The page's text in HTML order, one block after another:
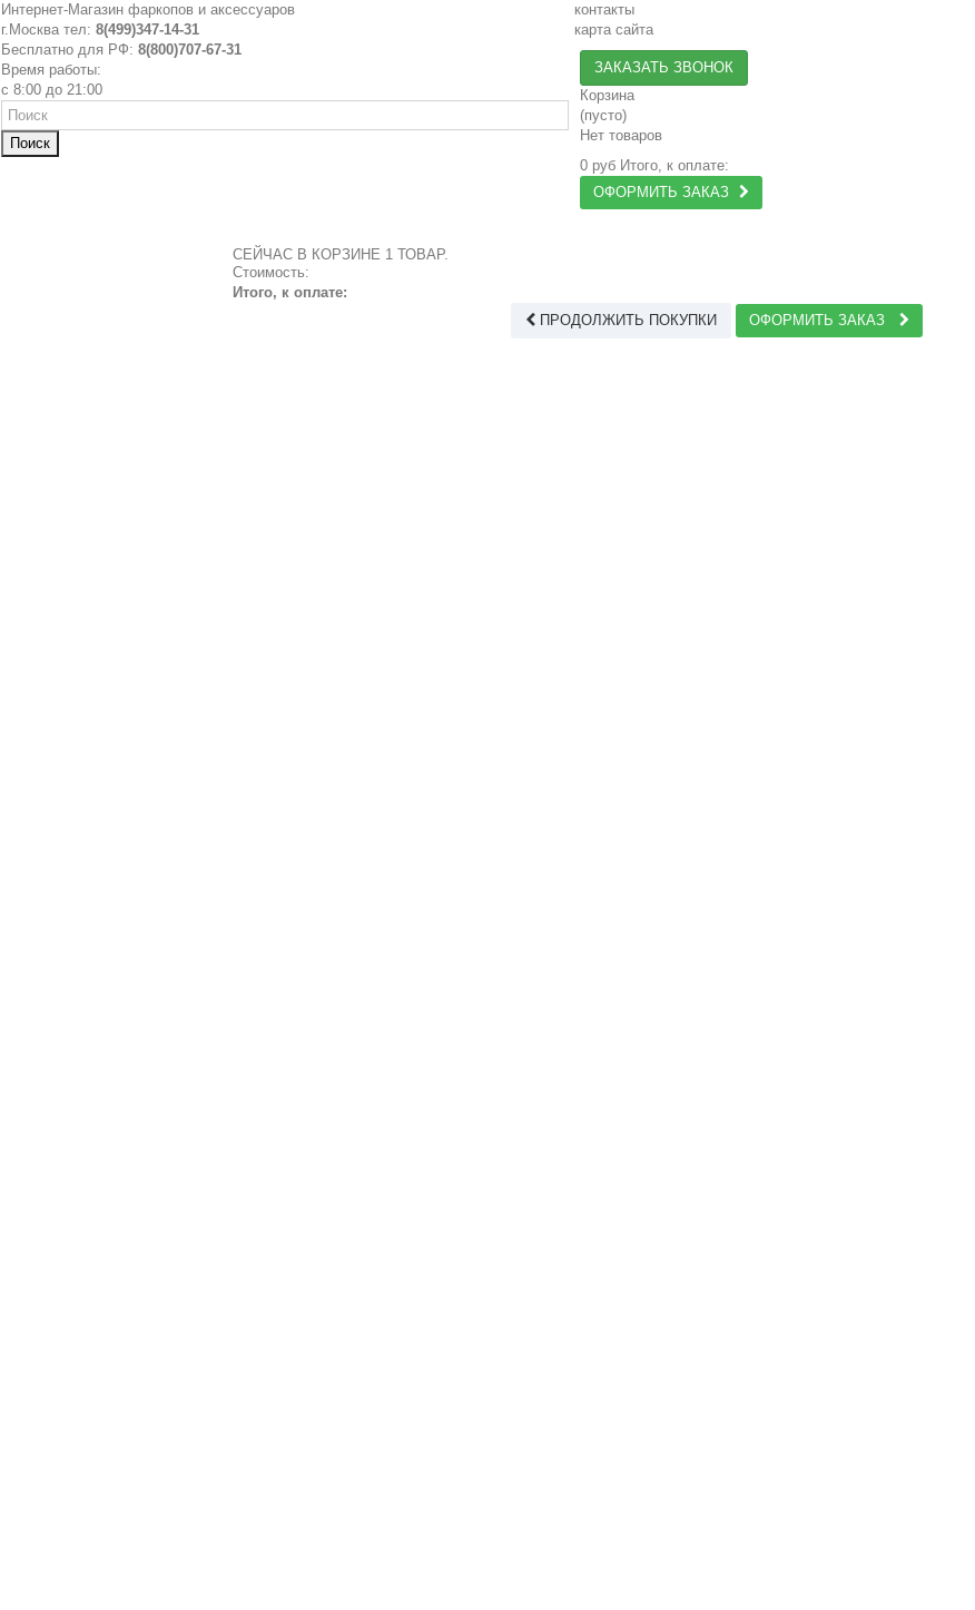
Интернет-Магазин фаркопов и аксессуаров
г.Москва тел: 8(499)347-14-31
Бесплатно для РФ: 8(800)707-67-31
Время работы:
с 8:00 до 21:00
Поиск
контакты
карта сайта
ЗАКАЗАТЬ ЗВОНОК
Корзина
(пусто)
Нет товаров
0 руб Итого, к оплате:
ОФОРМИТЬ ЗАКАЗ
СЕЙЧАС В КОРЗИНЕ 1 ТОВАР.
Стоимость:
Итого, к оплате:
ПРОДОЛЖИТЬ ПОКУПКИ
ОФОРМИТЬ ЗАКАЗ